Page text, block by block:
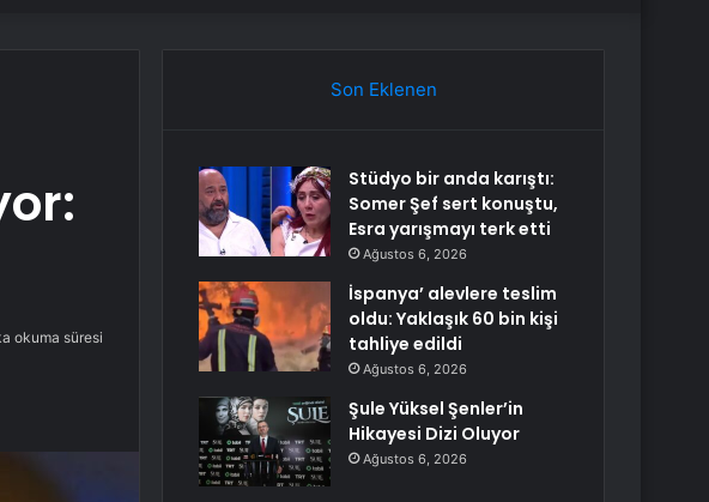
okuma süresi
Son Eklenen
Stüdyo bir anda karıştı:
Somer Şef sert konuştu,
Esra yarışmayı terk etti
Ağustos 6, 2026
İspanya’ alevlere teslim
oldu: Yaklaşık 60 bin kişi
tahliye edildi
Ağustos 6, 2026
Şule Yüksel Şenler’in
Hikayesi Dizi Oluyor
Ağustos 6, 2026